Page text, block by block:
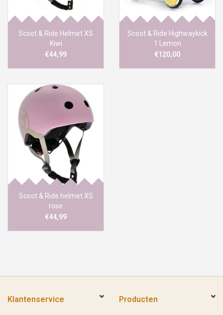
Scoot & Ride Helmet XS
Kiwi
€44,99
Scoot & Ride Highwaykick
1 Lemon
€120,00
Scoot & Ride helmet XS
rose
€44,99
Klantenservice Producten